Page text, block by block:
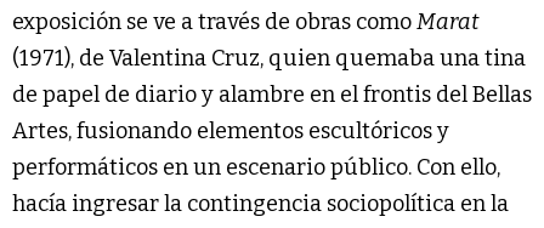
exposición se ve a través de obras comoMarat
(1971), de Valentina Cruz, quien quemaba una tina
de papel de diario y alambre en el frontis del Bellas
Artes, fusionando elementos escultóricos y
performáticos en un escenario público. Con ello,
hacía ingresar la contingencia sociopolítica en la